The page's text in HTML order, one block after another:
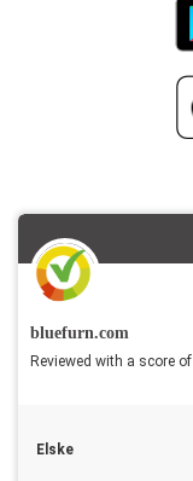
bluefurn.com
Reviewed with a score of
Elske